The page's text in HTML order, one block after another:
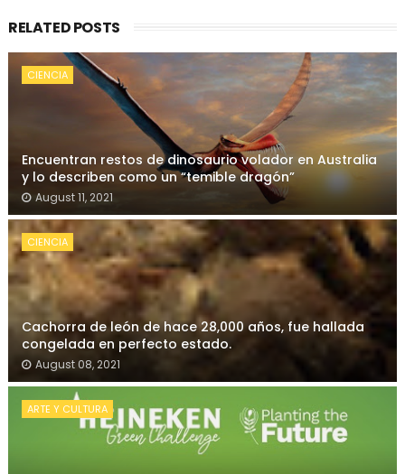
RELATED POSTS
CIENCIA
Encuentran restos de dinosaurio volador en Australia
y lo describen como un “temible dragón”
August 11, 2021
CIENCIA
Cachorra de león de hace 28,000 años, fue hallada
congelada en perfecto estado.
August 08, 2021
ARTE Y CULTURA